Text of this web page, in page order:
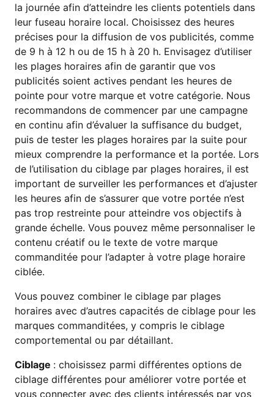
la journée afin d’atteindre les clients potentiels dans
leur fuseau horaire local. Choisissez des heures
précises pour la diffusion de vos publicités, comme
de 9 h à 12 h ou de 15 h à 20 h. Envisagez d’utiliser
les plages horaires afin de garantir que vos
publicités soient actives pendant les heures de
pointe pour votre marque et votre catégorie. Nous
recommandons de commencer par une campagne
en continu afin d’évaluer la suffisance du budget,
puis de tester les plages horaires par la suite pour
mieux comprendre la performance et la portée. Lors
de l’utilisation du ciblage par plages horaires, il est
important de surveiller les performances et d’ajuster
les heures afin de s’assurer que votre portée n’est
pas trop restreinte pour atteindre vos objectifs à
grande échelle. Vous pouvez même personnaliser le
contenu créatif ou le texte de votre marque
commanditée pour l’adapter à votre plage horaire
ciblée.
Vous pouvez combiner le ciblage par plages
horaires avec d’autres capacités de ciblage pour les
marques commanditées, y compris le ciblage
comportemental ou par détaillant.
Ciblage : choisissez parmi différentes options de
ciblage différentes pour améliorer votre portée et
vous connecter avec des clients intéressés par vos